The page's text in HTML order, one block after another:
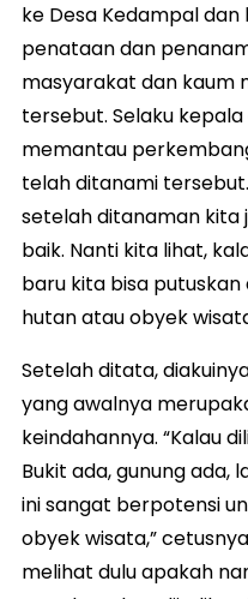
ke Desa Kedampal
penataan dan
masyarakat dan kaum
tersebut. Selaku
memantau
telah ditanami
setelah ditanaman kita
baik. Nanti kita lihat,
baru kita bisa
hutan atau obyek
Setelah ditata,
yang awalnya
keindahannya. “Kalau
Bukit ada, gunung ada,
ini sangat berpotensi
obyek wisata,”
melihat dulu apakah